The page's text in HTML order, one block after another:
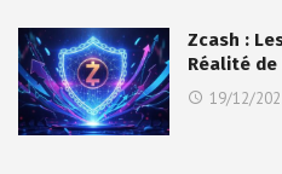
Zcash :
Réalité
19/12/